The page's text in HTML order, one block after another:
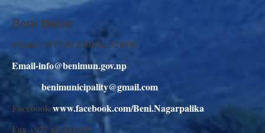
Beni Bazar
Phone: +977 69 520120, 521095
Email-info@benimun.gov.np
benimunicipality@gmail.com
Facebook-www.facebook.com/Beni.Nagarpalika
Fax +977 69 521095